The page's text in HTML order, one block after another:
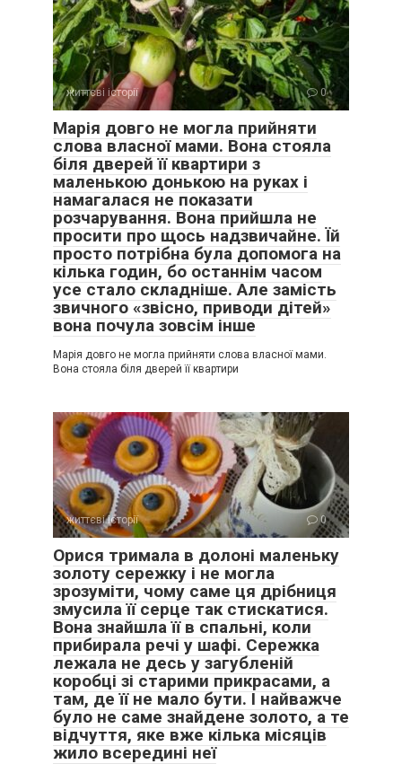
життєві історії 0
Марія довго не могла прийняти
слова власної мами. Вона стояла
біля дверей її квартири з
маленькою донькою на руках і
намагалася не показати
розчарування. Вона прийшла не
просити про щось надзвичайне. Їй
просто потрібна була допомога на
кілька годин, бо останнім часом
усе стало складніше. Але замість
звичного «звісно, приводи дітей»
вона почула зовсім інше
Марія довго не могла прийняти слова власної мами.
Вона стояла біля дверей її квартири
життєві історії 0
Орися тримала в долоні маленьку
золоту сережку і не могла
зрозуміти, чому саме ця дрібниця
змусила її серце так стискатися.
Вона знайшла її в спальні, коли
прибирала речі у шафі. Сережка
лежала не десь у загубленій
коробці зі старими прикрасами, а
там, де її не мало бути. І найважче
було не саме знайдене золото, а те
відчуття, яке вже кілька місяців
жило всередині неї